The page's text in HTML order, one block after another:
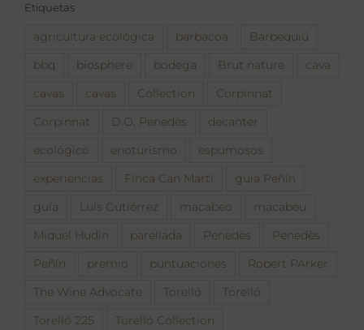
Etiquetas
agricultura ecològica barbacoa Barbequiú
bbq biosphere bodega Brut nature cava
cavas cavas Collection Corpinnat
Corpinnat D.O. Penedès decanter
ecológico enoturismo espumosos
experiencias Finca Can Martí guia Peñín
guía Luís Gutiérrez macabeo macabeu
Miquel Hudin parellada Penedès Penedès
Peñín premio puntuaciones Robert PArker
The Wine Advocate Torelló Torelló
Torelló 225 Torelló Collection